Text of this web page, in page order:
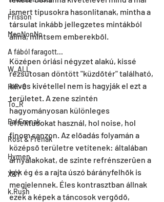
Frisson
MenNonNo
A fából faragott...
W_ALL
HIR-O
To_R
Pal Frenak
Rost & Frenak
Hymen
X&Y
k.Rush
ismert típusokra hasonlítanak, mintha a
társulat inkább jellegzetes mintákból
állna, mintsem emberekbõl.
Középen óriási négyzet alakú, kissé
rézsútosan döntött "küzdõtér" található,
kevés kivétellel nem is hagyják el ezt a
területet. A zene szintén
hagyományosan különleges
effektusokat használ, hol noise, hol
finom sanzon. Az elõadás folyamán a
középsõ területre vetítenek: általában
árnyalakokat, de szinte refrénszerûen a
kék ég és a rajta úszó bárányfelhõk is
megjelennek. Éles kontrasztban állnak
ezek a képek a táncosok vergõdõ,